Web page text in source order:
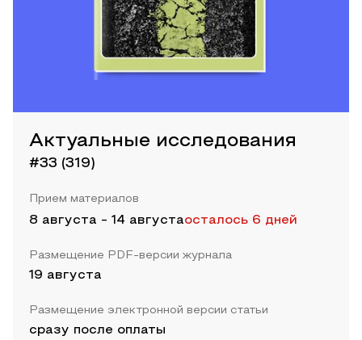
Актуальные исследования
#33 (319)
Прием материалов
8 августа - 14 августаосталось 6 дней
Размещение PDF-версии журнала
19 августа
Размещение электронной версии статьи
сразу после оплаты